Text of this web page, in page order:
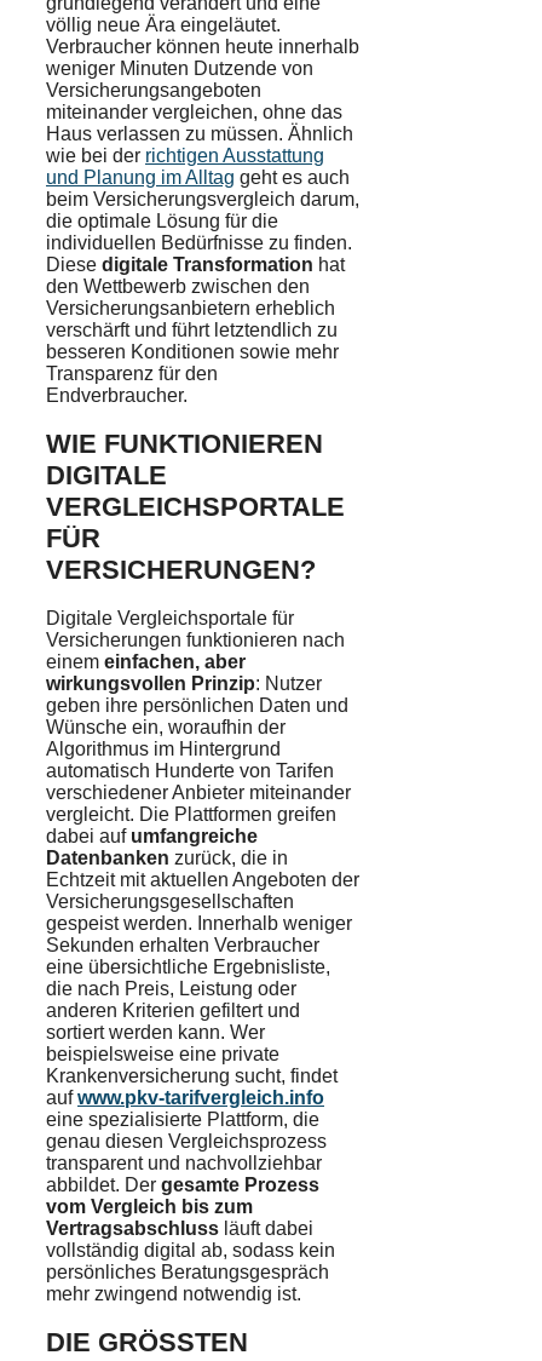
völlig neue Ära eingeläutet.
Verbraucher können heute innerhalb
weniger Minuten Dutzende von
Versicherungsangeboten
miteinander vergleichen, ohne das
Haus verlassen zu müssen. Ähnlich
wie bei der richtigen Ausstattung
und Planung im Alltag geht es auch
beim Versicherungsvergleich darum,
die optimale Lösung für die
individuellen Bedürfnisse zu finden.
Diese digitale Transformation hat
den Wettbewerb zwischen den
Versicherungsanbietern erheblich
verschärft und führt letztendlich zu
besseren Konditionen sowie mehr
Transparenz für den
Endverbraucher.
WIE FUNKTIONIEREN
DIGITALE
VERGLEICHSPORTALE
FÜR
VERSICHERUNGEN?
Digitale Vergleichsportale für
Versicherungen funktionieren nach
einem einfachen, aber
wirkungsvollen Prinzip: Nutzer
geben ihre persönlichen Daten und
Wünsche ein, woraufhin der
Algorithmus im Hintergrund
automatisch Hunderte von Tarifen
verschiedener Anbieter miteinander
vergleicht. Die Plattformen greifen
dabei auf umfangreiche
Datenbanken zurück, die in
Echtzeit mit aktuellen Angeboten der
Versicherungsgesellschaften
gespeist werden. Innerhalb weniger
Sekunden erhalten Verbraucher
eine übersichtliche Ergebnisliste,
die nach Preis, Leistung oder
anderen Kriterien gefiltert und
sortiert werden kann. Wer
beispielsweise eine private
Krankenversicherung sucht, findet
aufwww.pkv-tarifvergleich.info
eine spezialisierte Plattform, die
genau diesen Vergleichsprozess
transparent und nachvollziehbar
abbildet. Der gesamte Prozess
vom Vergleich bis zum
Vertragsabschluss läuft dabei
vollständig digital ab, sodass kein
persönliches Beratungsgespräch
mehr zwingend notwendig ist.
DIE GRÖSSTEN V